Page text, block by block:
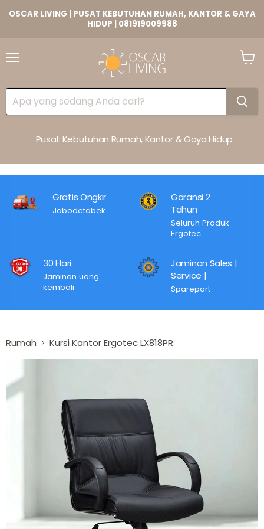
OSCAR LIVING | PUSAT KEBUTUHAN RUMAH, KANTOR & GAYA
HIDUP | 081919009988
Pusat Kebutuhan Rumah, Kantor & Gaya Hidup
Gratis Ongkir
Jabodetabek
Garansi 2
Tahun
Seluruh Produk
Ergotec
30 Hari
Jaminan uang
kembali
Jaminan Sales |
Service |
Sparepart
Rumah Kursi Kantor Ergotec LX818PR